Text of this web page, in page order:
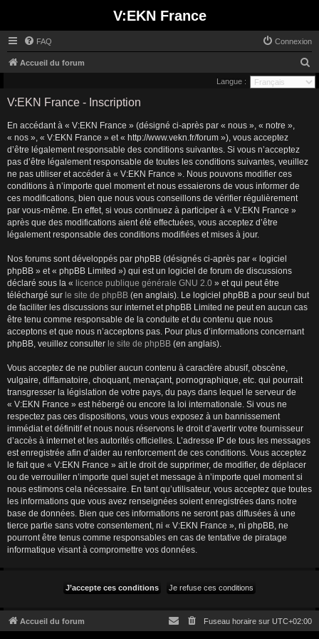
V:EKN France
FAQ Connexion
Accueil du forum
e
Langue :
V:EKN France - Inscription
En accédant à « V:EKN France » (désigné ci-après par « nous », « notre »,
« nos », « V:EKN France » et « http://www.vekn.fr/forum »), vous acceptez
d’être légalement responsable des conditions suivantes. Si vous n’acceptez
pas d’être légalement responsable de toutes les conditions suivantes, veuillez
ne pas utiliser et accéder à « V:EKN France ». Nous pouvons modifier ces
conditions à n’importe quel moment et nous essaierons de vous informer de
ces modifications, bien que nous vous conseillons de vérifier régulièrement
par vous-même. En effet, si vous continuez à participer à « V:EKN France »
après que des modifications aient été effectuées, vous acceptez d’être
légalement responsable des conditions modifiées et mises à jour.
Nos forums sont développés par phpBB (désignés ci-après par « logiciel
phpBB » et « phpBB Limited ») qui est un logiciel de forum de discussions
déclaré sous la « licence publique générale GNU 2.0 » et qui peut être
téléchargé sur le site de phpBB (en anglais). Le logiciel phpBB a pour seul but
de faciliter les discussions sur internet et phpBB Limited ne peut en aucun cas
être tenu comme responsable de la conduite et du contenu que nous
acceptons et que nous n’acceptons pas. Pour plus d’informations concernant
phpBB, veuillez consulter le site de phpBB (en anglais).
Vous acceptez de ne publier aucun contenu à caractère abusif, obscène,
vulgaire, diffamatoire, choquant, menaçant, pornographique, etc. qui pourrait
transgresser la législation de votre pays, du pays dans lequel le serveur de
« V:EKN France » est hébergé ou encore la loi internationale. Si vous ne
respectez pas ces dispositions, vous vous exposez à un bannissement
immédiat et définitif et nous nous réservons le droit d’avertir votre fournisseur
d’accès à internet et les autorités officielles. L’adresse IP de tous les messages
est enregistrée afin d’aider au renforcement de ces conditions. Vous acceptez
le fait que « V:EKN France » ait le droit de supprimer, de modifier, de déplacer
ou de verrouiller n’importe quel sujet et message à n’importe quel moment si
nous estimons cela nécessaire. En tant qu’utilisateur, vous acceptez que toutes
les informations que vous avez renseignées soient enregistrées dans notre
base de données. Bien que ces informations ne seront pas diffusées à une
tierce partie sans votre consentement, ni « V:EKN France », ni phpBB, ne
pourront être tenus comme responsables en cas de tentative de piratage
informatique visant à compromettre vos données.
Accueil du forum Fuseau horaire sur UTC+02:00